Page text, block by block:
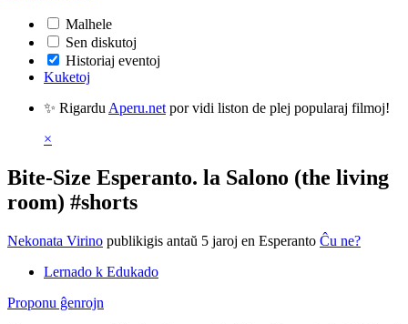
Malhele
Sen diskutoj
Historiaj eventoj
Kuketoj
✨ Rigardu Aperu.net por vidi liston de plej popularaj filmoj!
×
Bite-Size Esperanto. la Salono (the living
room) #shorts
Nekonata Virino publikigis antaŭ 5 jaroj en Esperanto Ĉu ne?
Lernado k Edukado
Proponu ĝenrojn